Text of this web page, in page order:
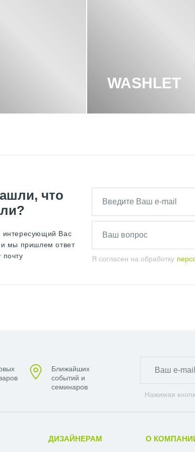
акрила, который обладает значительной прочностью и
что делает унитаз легким в уходе и
материалов, таких как керамогранит или
декоративными свойствами, а также
унитазов Toto, отличаются высоким качеством и
различным потребностям и
WASHLET
что
интересующий Вас
и мы пришлем ответ
Я согласен на обработку
Ближайших
событий и
семинаров
Нажимая
ДИЗАЙНЕРАМ О